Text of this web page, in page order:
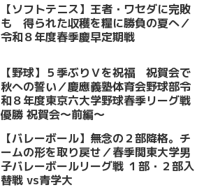
【ソフトテニス】王者・ワセダに完敗
も 得られた収穫を糧に勝負の夏へ／
令和８年度春季慶早定期戦
【野球】５季ぶりＶを祝福 祝賀会で
秋への誓い／慶應義塾体育会野球部令
和８年度東京六大学野球春季リーグ戦
優勝 祝賀会～前編～
【バレーボール】無念の２部降格。チ
ームの形を取り戻せ／春季関東大学男
子バレーボールリーグ戦 １部・２部入
替戦 vs青学大